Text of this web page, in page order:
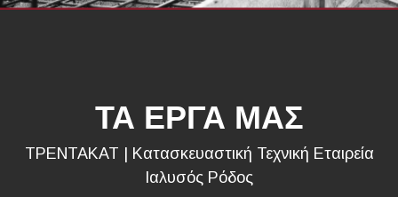
ΤΑ ΕΡΓΑ ΜΑΣ
ΤΡΕΝΤΑΚΑΤ | Κατασκευαστική Τεχνική Εταιρεία
Ιαλυσός Ρόδος